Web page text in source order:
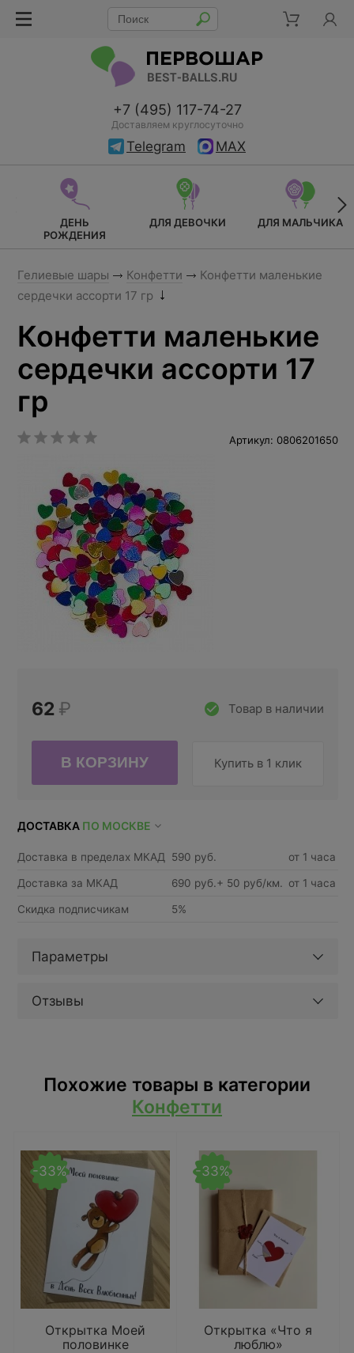
+7 (495) 117-74-27
Доставляем круглосуточно
Telegram MAX
ДЕНЬ
РОЖДЕНИЯ
ДЛЯ ДЕВОЧКИ ДЛЯ МАЛЬЧИКА
Гелиевые шары Конфетти
Конфетти маленькие
сердечки ассорти 17 гр
Конфетти маленькие
сердечки ассорти 17
гр
Артикул: 0806201650
Товар в наличии
62 ₽
Купить в 1 клик
ДОСТАВКА ПО МОСКВЕ
Доставка в пределах МКАД 590 руб. от 1 часа
Доставка за МКАД 690 руб.+ 50 руб/км. от 1 часа
Скидка подписчикам 5%
Параметры
Отзывы
Похожие товары в категории
Конфетти
-33%
Открытка Моей
половинке
-33%
Открытка «Что я
люблю»